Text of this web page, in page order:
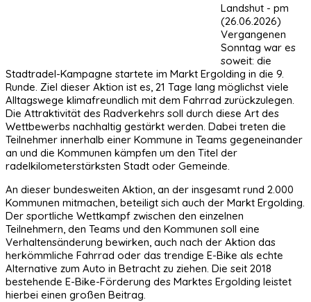
Landshut - pm
(26.06.2026)
Vergangenen
Sonntag war es
soweit: die
Stadtradel-Kampagne startete im Markt Ergolding in die 9.
Runde. Ziel dieser Aktion ist es, 21 Tage lang möglichst viele
Alltagswege klimafreundlich mit dem Fahrrad zurückzulegen.
Die Attraktivität des Radverkehrs soll durch diese Art des
Wettbewerbs nachhaltig gestärkt werden. Dabei treten die
Teilnehmer innerhalb einer Kommune in Teams gegeneinander
an und die Kommunen kämpfen um den Titel der
radelkilometerstärksten Stadt oder Gemeinde.
An dieser bundesweiten Aktion, an der insgesamt rund 2.000
Kommunen mitmachen, beteiligt sich auch der Markt Ergolding.
Der sportliche Wettkampf zwischen den einzelnen
Teilnehmern, den Teams und den Kommunen soll eine
Verhaltensänderung bewirken, auch nach der Aktion das
herkömmliche Fahrrad oder das trendige E-Bike als echte
Alternative zum Auto in Betracht zu ziehen. Die seit 2018
bestehende E-Bike-Förderung des Marktes Ergolding leistet
hierbei einen großen Beitrag.